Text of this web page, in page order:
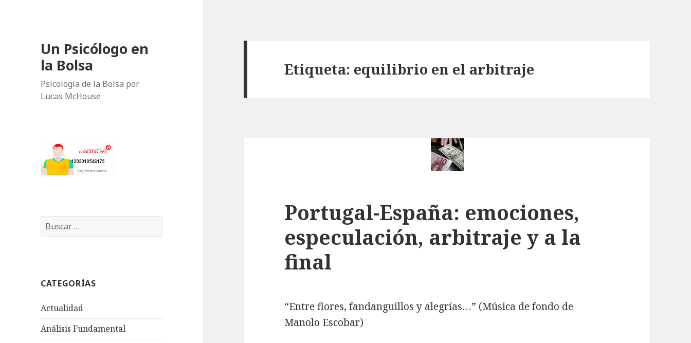
Un Psicólogo en
la Bolsa
Psicología de la Bolsa por
Lucas McHouse
B
u
r
CATEGORÍAS
Actualidad
Análisis Fundamental
Etiqueta: equilibrio en el arbitraje
Portugal-España: emociones,
especulación, arbitraje y a la
final
“Entre flores, fandanguillos y alegrías…” (Música de fondo de
Manolo Escobar)